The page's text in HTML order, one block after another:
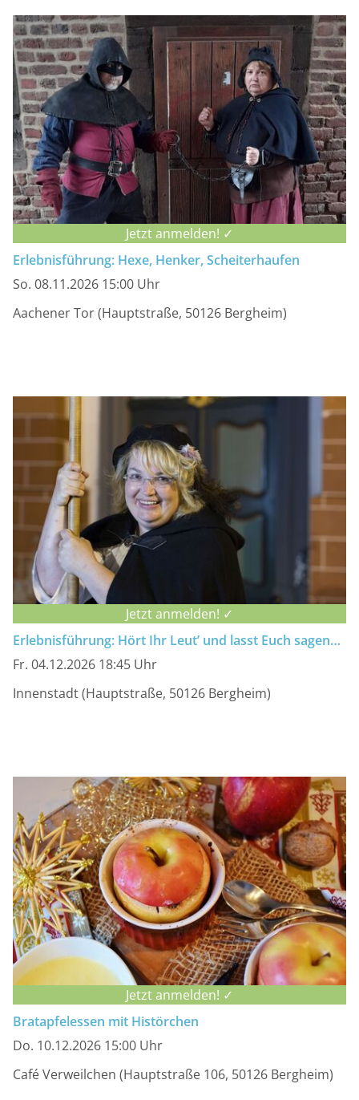
Jetzt anmelden! ✓
Erlebnisführung: Hexe, Henker, Scheiterhaufen
So. 08.11.2026 15:00 Uhr
Aachener Tor (Hauptstraße, 50126 Bergheim)
Jetzt anmelden! ✓
Erlebnisführung: Hört Ihr Leut’ und lasst Euch sagen…
Fr. 04.12.2026 18:45 Uhr
Innenstadt (Hauptstraße, 50126 Bergheim)
Jetzt anmelden! ✓
Bratapfelessen mit Histörchen
Do. 10.12.2026 15:00 Uhr
Café Verweilchen (Hauptstraße 106, 50126 Bergheim)